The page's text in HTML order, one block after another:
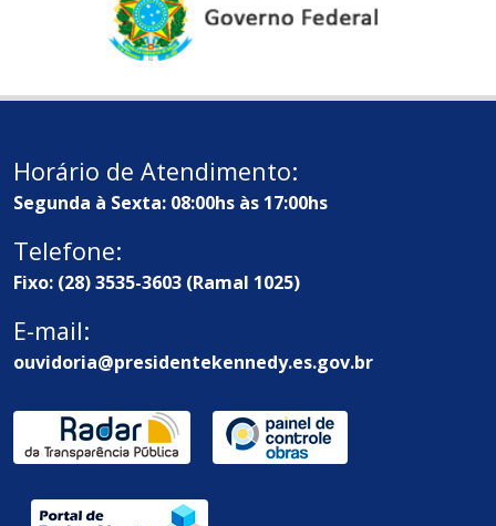
Horário de Atendimento:
Segunda à Sexta: 08:00hs às 17:00hs
Telefone:
Fixo: (28) 3535-3603 (Ramal 1025)
E-mail:
ouvidoria@presidentekennedy.es.gov.br